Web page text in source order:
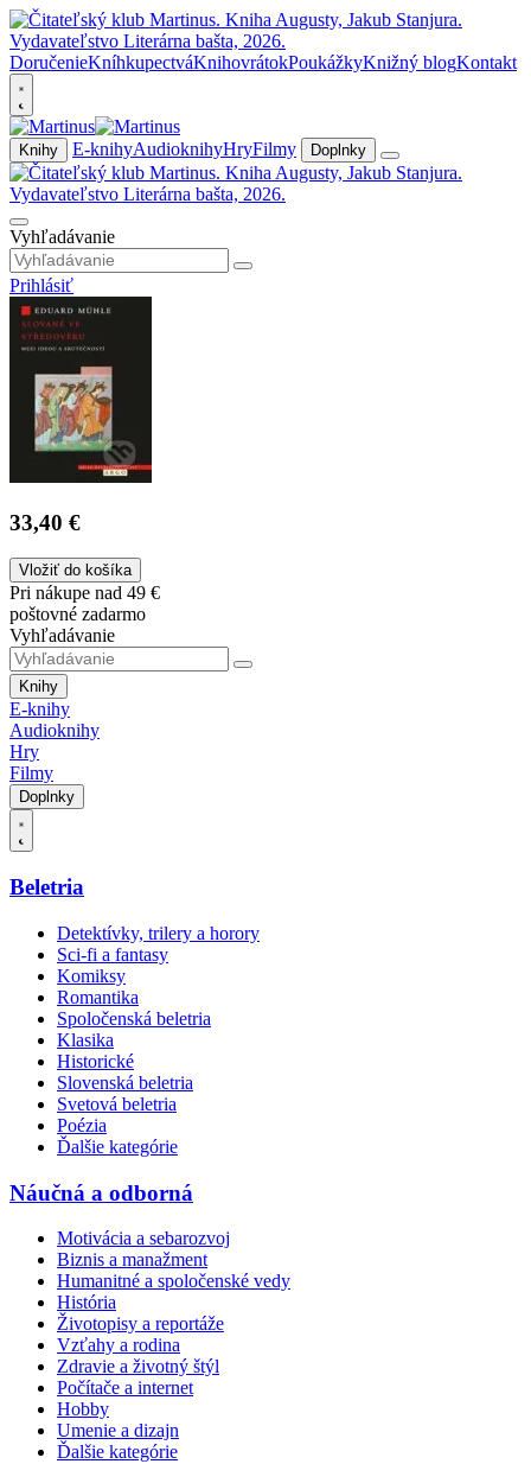
DoručenieKníhkupectváKnihovrátokPoukážkyKnižný blogKontakt
Knihy E-knihyAudioknihyHryFilmy Doplnky
Vyhľadávanie
Prihlásiť
33,40 €
Vložiť do košíka
Pri nákupe nad 49 €
poštovné zadarmo
Vyhľadávanie
Knihy
E-knihy
Audioknihy
Hry
Filmy
Doplnky
Beletria
Detektívky, trilery a horory
Sci-fi a fantasy
Komiksy
Romantika
Spoločenská beletria
Klasika
Historické
Slovenská beletria
Svetová beletria
Poézia
Ďalšie kategórie
Náučná a odborná
Motivácia a sebarozvoj
Biznis a manažment
Humanitné a spoločenské vedy
História
Životopisy a reportáže
Vzťahy a rodina
Zdravie a životný štýl
Počítače a internet
Hobby
Umenie a dizajn
Ďalšie kategórie